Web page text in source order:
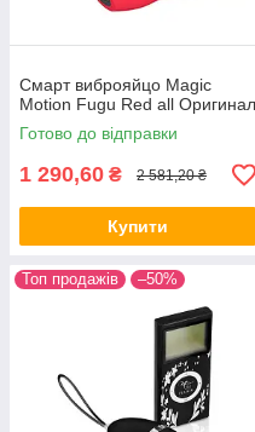
Смарт виброяйцо Magic
Motion Fugu Red all Оригинал
Готово до відправки
1 290,60 ₴ 2 581,20 ₴
Купити
Топ продажів –50%